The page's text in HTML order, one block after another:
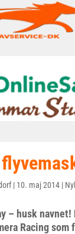
| 10. maj 2014 |
– husk
Racing